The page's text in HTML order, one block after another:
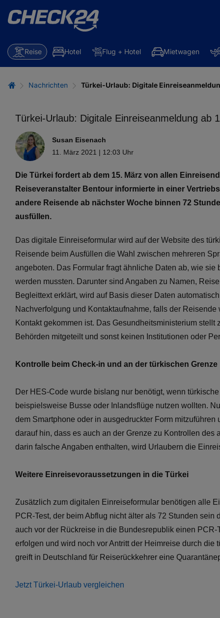
Reise Hotel Flug + Hotel Mietwagen
Nachrichten Türkei-Urlaub: Digitale
Türkei-Urlaub: Digitale Einreiseanmeldung ab
Susan Eisenach
11. März 2021 | 12:03 Uhr
Die Türkei fordert ab dem 15. März von allen
Reiseveranstalter Bentour informierte in einer
andere Reisende ab nächster Woche binnen 72
ausfüllen.
Das digitale Einreiseformular wird auf der Website des
Reisende beim Ausfüllen die Wahl zwischen mehreren
angeboten. Das Formular fragt ähnliche Daten ab, wie
werden mussten. Darunter sind Angaben zu Namen,
Begleittext erklärt, wird auf Basis dieser Daten
Nachverfolgung und Kontaktaufnahme, falls der
Kontakt gekommen ist. Das Gesundheitsministerium
Behörden mitgeteilt und sonst keinen Institutionen oder
Kontrolle beim Check-in und an der türkischen Grenze
Der HES-Code wurde bislang nur benötigt, wenn
beispielsweise Busse oder Inlandsflüge nutzen wollten.
dem Smartphone oder in ausgedruckter Form
darauf hin, dass es auch an der Grenze zu Kontrollen
darin falsche Angaben enthalten, wird Urlaubern die
Weitere Einreisevoraussetzungen in die Türkei
Zusätzlich zum digitalen Einreiseformular benötigen alle
PCR-Test, der beim Abflug nicht älter als 72 Stunden
auch vor der Rückreise in die Bundesrepublik einen
erfolgen und wird noch vor Antritt der Heimreise durch
greift in Deutschland für Reiserückkehrer eine
Jetzt Türkei-Urlaub vergleichen